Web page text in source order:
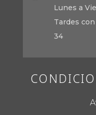
Lunes a
Tardes
34